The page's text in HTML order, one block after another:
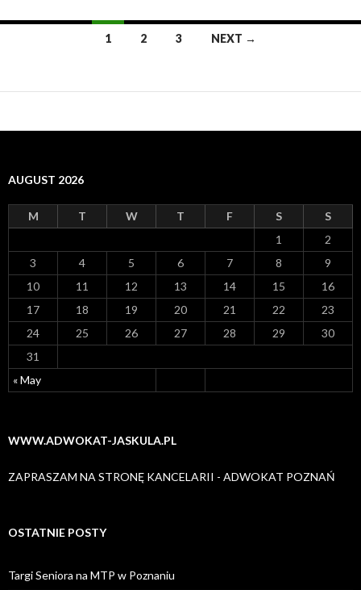
navigation
1 2 3 NEXT →
AUGUST 2026
M T W T F S S
« May
1
2
3
4 5 6 7 8
9
10
11 12 13 14 15
16
17
18 19 20 21 22
23
24
25 26 27 28 29
30
31
WWW.ADWOKAT-JASKULA.PL
ZAPRASZAM NA STRONĘ KANCELARII - ADWOKAT POZNAŃ
OSTATNIE POSTY
Targi Seniora na MTP w Poznaniu